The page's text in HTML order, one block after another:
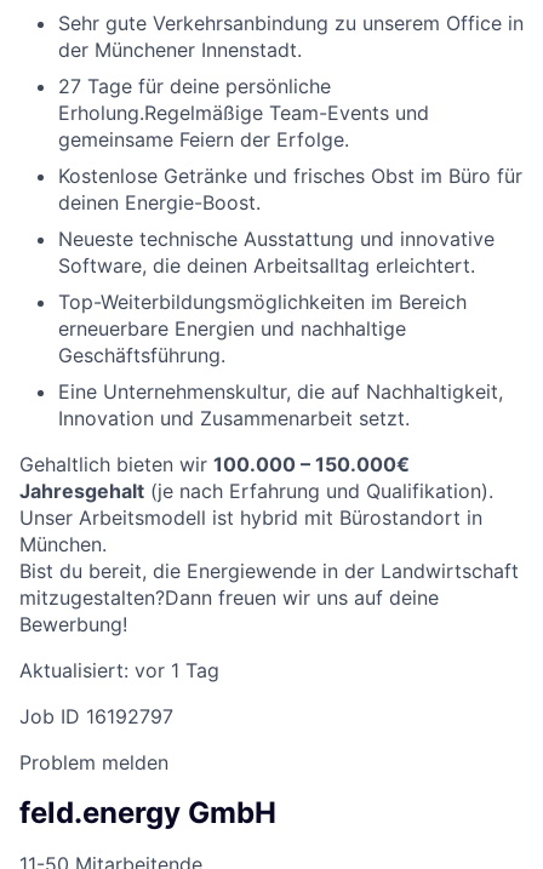
Sehr gute Verkehrsanbindung zu unserem Office in
der Münchener Innenstadt.
27 Tage für deine persönliche
Erholung.Regelmäßige Team-Events und
gemeinsame Feiern der Erfolge.
Kostenlose Getränke und frisches Obst im Büro für
deinen Energie-Boost.
Neueste technische Ausstattung und innovative
Software, die deinen Arbeitsalltag erleichtert.
Top-Weiterbildungsmöglichkeiten im Bereich
erneuerbare Energien und nachhaltige
Geschäftsführung.
Eine Unternehmenskultur, die auf Nachhaltigkeit,
Innovation und Zusammenarbeit setzt.
Gehaltlich bieten wir 100.000 – 150.000€
Jahresgehalt (je nach Erfahrung und Qualifikation).
Unser Arbeitsmodell ist hybrid mit Bürostandort in
München.
Bist du bereit, die Energiewende in der Landwirtschaft
mitzugestalten?Dann freuen wir uns auf deine
Bewerbung!
Aktualisiert: vor 1 Tag
Job ID 16192797
Problem melden
feld.energy GmbH
11-50 Mitarbeitende